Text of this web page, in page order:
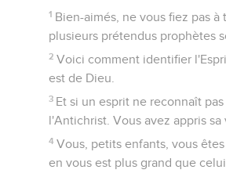
1 Bien-aimés, ne vous fiez pas
plusieurs prétendus prophètes
2 Voici comment identifier
est de Dieu.
3 Et si un esprit ne reconnaît
l'Antichrist. Vous avez appris
4 Vous, petits enfants, vous
en vous est plus grand que